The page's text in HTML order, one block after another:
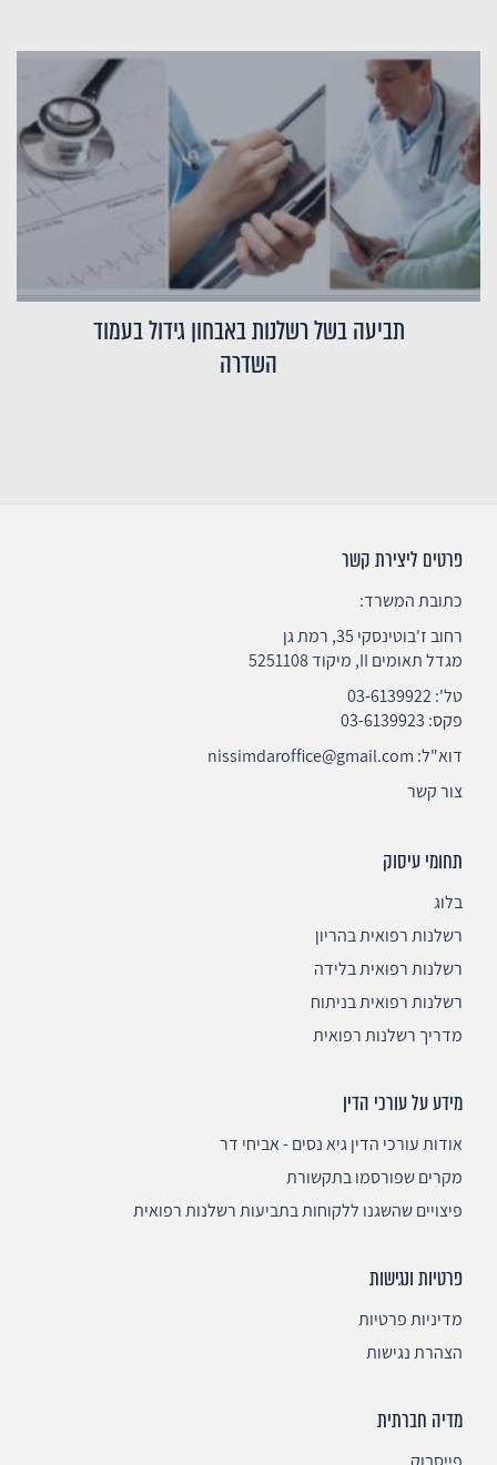
תביעה בשל רשלנות באבחון גידול בעמוד
השדרה
פרטים ליצירת קשר
כתובת המשרד:
רחוב ז'בוטינסקי 35, רמת גן
מגדל תאומים II, מיקוד 5251108
טל':03-6139922
פקס: 03-6139923
דוא"ל: nissimdaroffice@gmail.com
צור קשר
תחומי עיסוק
בלוג
רשלנות רפואית בהריון
רשלנות רפואית בלידה
רשלנות רפואית בניתוח
מדריך רשלנות רפואית
מידע על עורכי הדין
אודות עורכי הדין גיא נסים - אביחי דר
מקרים שפורסמו בתקשורת
פיצויים שהשגנו ללקוחות בתביעות רשלנות רפואית
פרטיות ונגישות
מדיניות פרטיות
הצהרת נגישות
מדיה חברתית